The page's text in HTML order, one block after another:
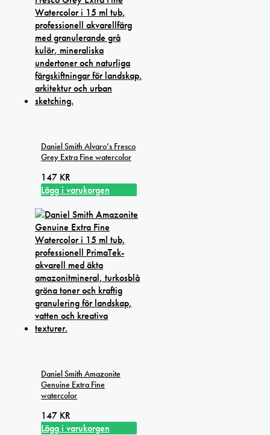
Daniel Smith Alvaro’s Fresco
Grey Extra Fine watercolor
147 KR
Lägg i varukorgen
Daniel Smith Amazonite
Genuine Extra Fine
watercolor
147 KR
Lägg i varukorgen